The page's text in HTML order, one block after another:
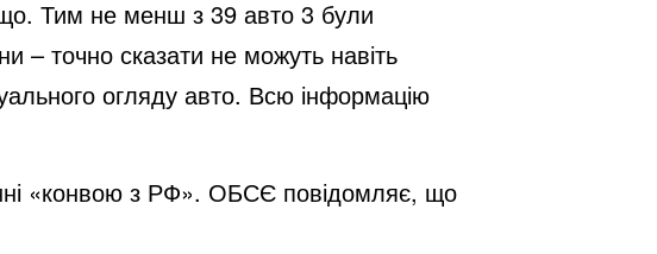
Тим не менш з 39 авто 3 були
– точно сказати не можуть навіть
огляду авто. Всю інформацію
«конвою з РФ». ОБСЄ повідомляє, що